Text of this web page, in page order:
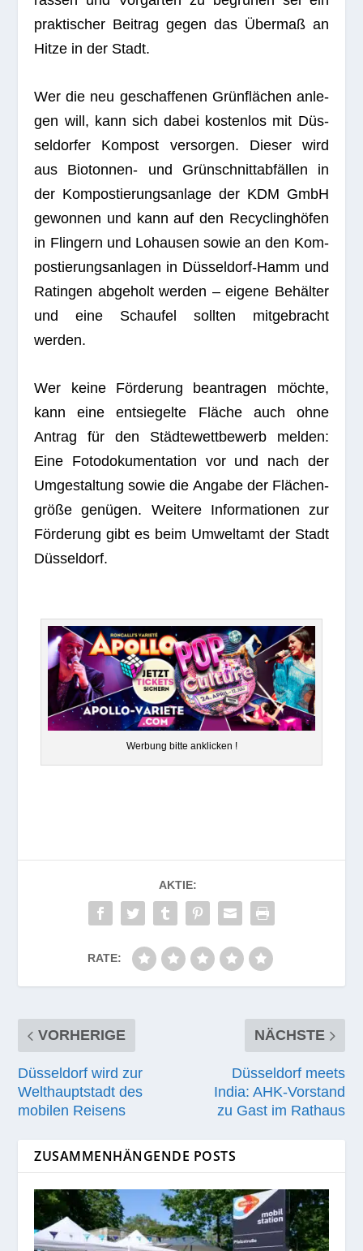
prak­ti­scher Bei­trag gegen das Über­maß an
Hitze in der Stadt.
Wer die neu geschaf­fe­nen Grün­flä­chen anle­
gen will, kann sich dabei kos­ten­los mit Düs­
sel­dor­fer Kom­post ver­sor­gen. Die­ser wird
aus Bio­ton­nen- und Grün­schnitt­ab­fäl­len in
der Kom­pos­tie­rungs­an­lage der KDM GmbH
gewon­nen und kann auf den Recy­cling­hö­fen
in Flin­gern und Lohau­sen sowie an den Kom­
pos­tie­rungs­an­la­gen in Düs­sel­dorf-Hamm und
Ratin­gen abge­holt wer­den – eigene Behäl­ter
und eine Schau­fel soll­ten mit­ge­bracht
werden.
Wer keine För­de­rung bean­tra­gen möchte,
kann eine ent­sie­gelte Flä­che auch ohne
Antrag für den Städ­te­wett­be­werb mel­den:
Eine Foto­do­ku­men­ta­tion vor und nach der
Umge­stal­tung sowie die Angabe der Flä­chen­
größe genü­gen. Wei­tere Infor­ma­tio­nen zur
För­de­rung gibt es beim Umwelt­amt der Stadt
Düsseldorf.
Wer­bung bitte anklicken !
AKTIE:
RATE:
VORHERIGE
Düsseldorf wird zur
Welthauptstadt des
mobilen Reisens
NÄCHSTE
Düsseldorf meets
India: AHK-Vorstand
zu Gast im Rathaus
ZUSAMMENHÄNGENDE POSTS